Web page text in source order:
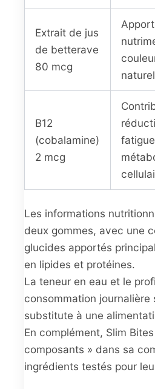
Extrait de jus
de betterave
80 mcg
B12
(cobalamine)
2 mcg
Les informations
deux gommes, avec une
glucides apportés
en lipides et protéines.
La teneur en eau et le
consommation
substitute à une
En complément, Slim
composants » dans sa
ingrédients testés pour